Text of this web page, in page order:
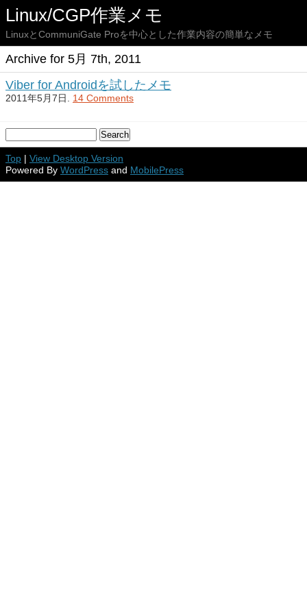
Linux/CGP作業メモ
LinuxとCommuniGate Proを中心とした作業内容の簡単なメモ
Archive for 5月 7th, 2011
Viber for Androidを試したメモ
2011年5月7日. 14 Comments
Top | View Desktop Version
Powered By WordPress and MobilePress